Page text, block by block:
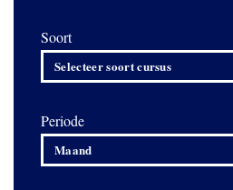
Soort
Selecteer soort cursus
Periode
Maand